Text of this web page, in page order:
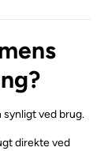
synligt ved brug.
direkte ved